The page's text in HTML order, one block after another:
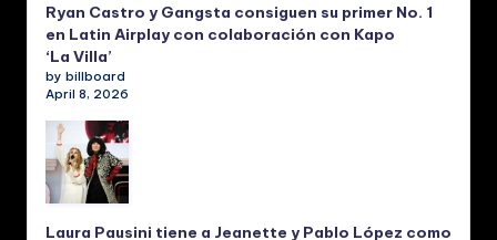
Ryan Castro y Gangsta consiguen su primer No. 1
en Latin Airplay con colaboración con Kapo
‘La Villa’
by billboard
April 8, 2026
Laura Pausini tiene a Jeanette y Pablo López como